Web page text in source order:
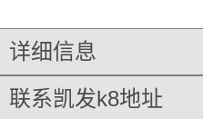
详细信息
联系凯发k8地址